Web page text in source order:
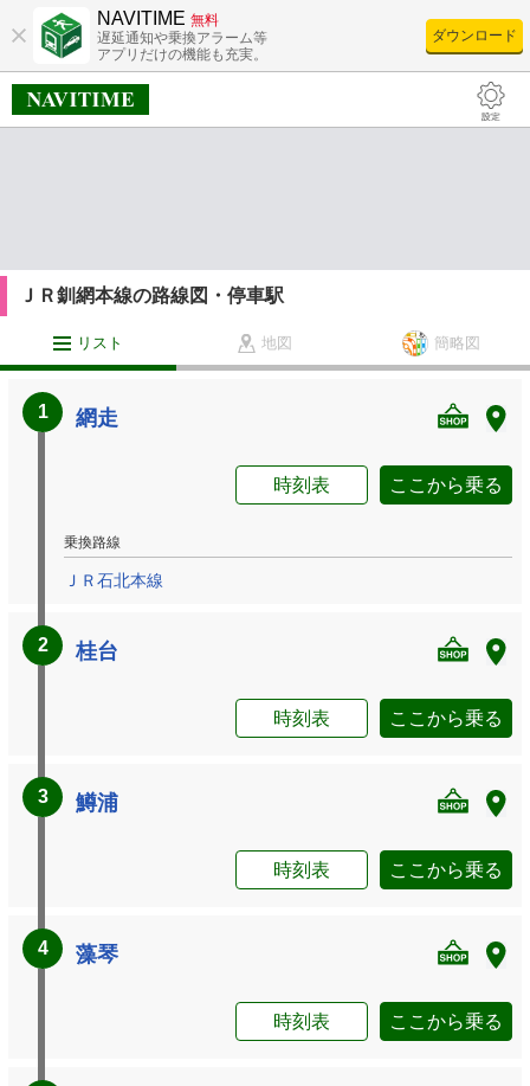
NAVITIME 無料
遅延通知や乗換アラーム等
アプリだけの機能も充実。
ダウンロード
ＪＲ釧網本線の路線図・停車駅
リスト 地図 簡略図
1 網走
時刻表 ここから乗る
乗換路線
ＪＲ石北本線
2 桂台
時刻表 ここから乗る
3 鱒浦
時刻表 ここから乗る
4 藻琴
時刻表 ここから乗る